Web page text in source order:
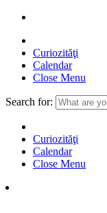
Curiozităţi
Calendar
Close Menu
Search for:
Curiozităţi
Calendar
Close Menu